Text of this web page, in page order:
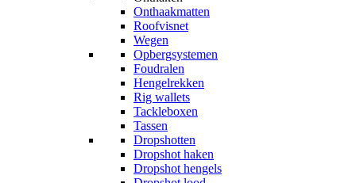
Onthaakmatten
Roofvisnet
Wegen
Opbergsystemen
Foudralen
Hengelrekken
Rig wallets
Tackleboxen
Tassen
Dropshotten
Dropshot haken
Dropshot hengels